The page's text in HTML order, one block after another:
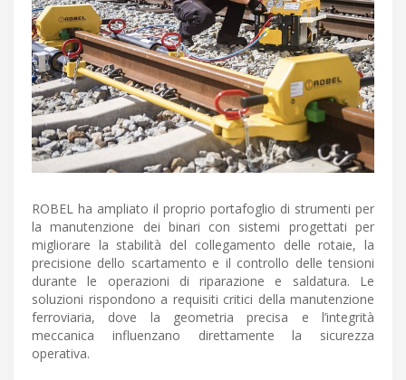
ROBEL ha ampliato il proprio portafoglio di strumenti per
la manutenzione dei binari con sistemi progettati per
migliorare la stabilità del collegamento delle rotaie, la
precisione dello scartamento e il controllo delle tensioni
durante le operazioni di riparazione e saldatura. Le
soluzioni rispondono a requisiti critici della manutenzione
ferroviaria, dove la geometria precisa e l’integrità
meccanica influenzano direttamente la sicurezza
operativa.